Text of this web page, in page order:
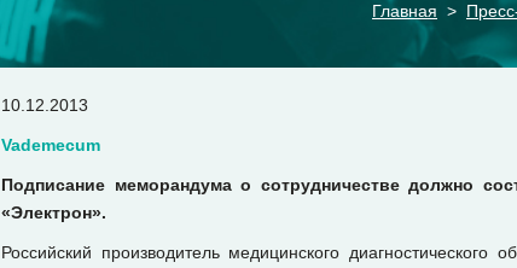
Главная
10.12.2013
Vademecum
Подписание меморандума о сотрудничестве должно
«Электрон».
Российский производитель медицинского